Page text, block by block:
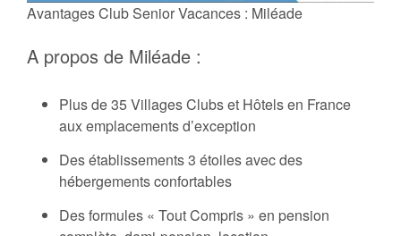
Avantages Club Senior Vacances : Miléade
A propos de Miléade :
Plus de 35 Villages Clubs et Hôtels en France
aux emplacements d’exception
Des établissements 3 étoiles avec des
hébergements confortables
Des formules « Tout Compris » en pension